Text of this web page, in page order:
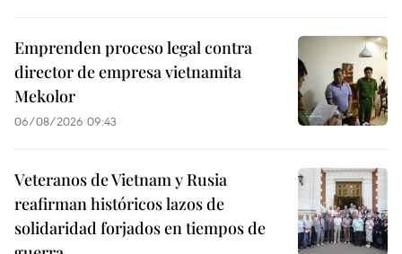
Emprenden proceso legal contra
director de empresa vietnamita
Mekolor
06/08/2026 09:43
Veteranos de Vietnam y Rusia
reafirman históricos lazos de
solidaridad forjados en tiempos de